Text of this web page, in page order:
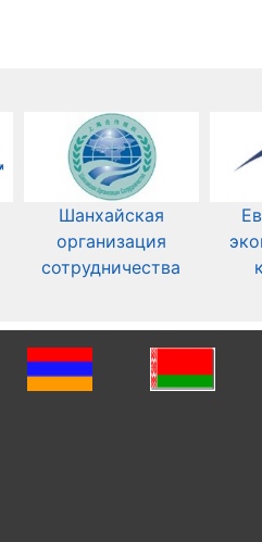
Шанхайская
организация
сотрудничества